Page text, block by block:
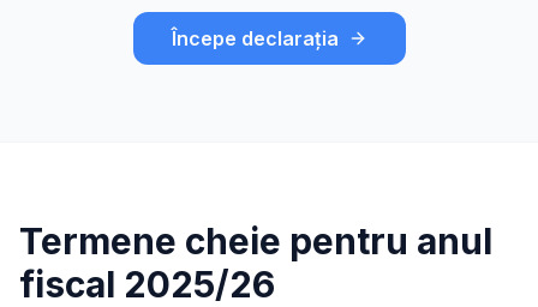
Începe declarația
Termene cheie pentru anul
fiscal 2025/26